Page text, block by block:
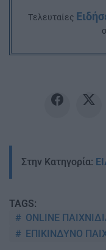
Tελευταίες
Στην Κατηγορία:
TAGS:
ONLINE
ΕΠΙΚΙΝΔΥΝΟ